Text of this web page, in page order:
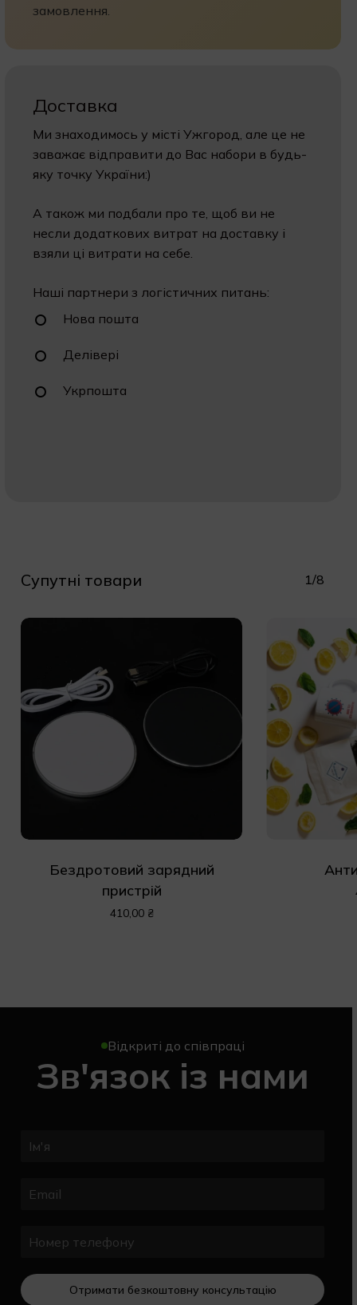
замовлення.
Доставка
Ми знаходимось у місті Ужгород, але це не
заважає відправити до Вас набори в будь-
яку точку України:)
А також ми подбали про те, щоб ви не
несли додаткових витрат на доставку і
взяли ці витрати на себе.
Наші партнери з логістичних питань:
Нова пошта
Делівері
Укрпошта
Супутні товари 1/8
Бездротовий зарядний
пристрій
410,00 ₴
Відкриті до співпраці
Зв'язок із нами
Отримати безкоштовну консультацію